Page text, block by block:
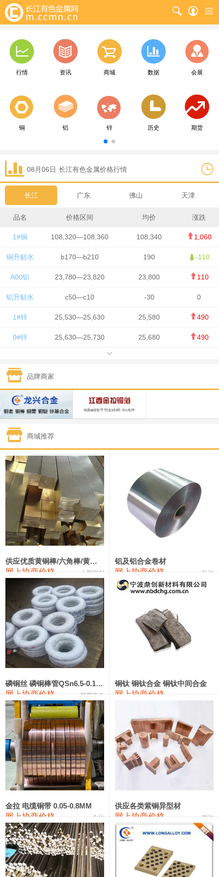
行情 资讯 商城 数据 会展
铜 铝 锌 历史 期货
08月06日 长江有色金属价格行情
长江 广东 佛山 天津
品名 价格区间 均价 涨跌
1#铜 108,320—108,360 108,340 1,060
铜升贴水 b170—b210 190 -110
A00铝 23,780—23,820 23,800 110
铝升贴水 c50—c10 -30 0
1#锌 25,530—25,630 25,580 490
0#锌 25,630—25,730 25,680 490
1#锡 434,750—436,750
1#镍 131,200—132,400
1#白银 15,170—15,180 15,175 615
钯金
1#钴 331,000—351,000
1#锑 88,000—94,000 91,000
2#锑 84,000—90,000 87,000 0
1#镁 17,000—18,000 17,500
1#电解锰(99.7%袋装) 17,900—18,100 18,000
1#电解锰 18,800—19,000 18,900
1#铬 60,000—82,000
2202#硅 14,100—14,300
553#硅 9,200—9,400 9,300
3303#硅 10,300—10,500 10,400
441#硅 9,500—9,700
金属硅553#-331# 10,000 0
漆包线 111,610—115,610 113,610
磷铜合金 110,400—117,200 113,800 1,050
无氧铜丝(硬) 109,350—109,650 109,500
R410A专用紫铜管 113,340—113,340
铸造铝合金锭(A380） 26,200—26,400 26,300 100
铝合金ADC12 24,100—24,300 100
铸造铝合金锭(ZL102) 24,100—24,300 24,200
品牌商家
商城推荐
供应优质黄铜棒/六角棒/黄铜方板
网上协商价格 十堰同创
铝及铝合金卷材
网上协商价格 弘达
磷铜丝 磷铜棒管QSn6.5-0.1 7-0.2 8-0.3
网上协商价格 联荣有色
铜钛 铜钛合金 铜钛中间合金
网上协商价格
金拉 电缆铜带 0.05-0.8MM
网上协商价格 金拉
供应各类紫铜异型材
网上协商价格 骏达